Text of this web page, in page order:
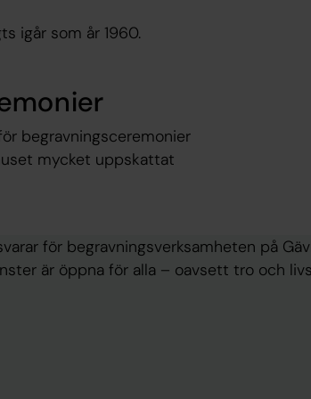
igår som år 1960.
begravningsceremonier
mycket uppskattat
för begravningsverksamheten på
är öppna för alla – oavsett tro och